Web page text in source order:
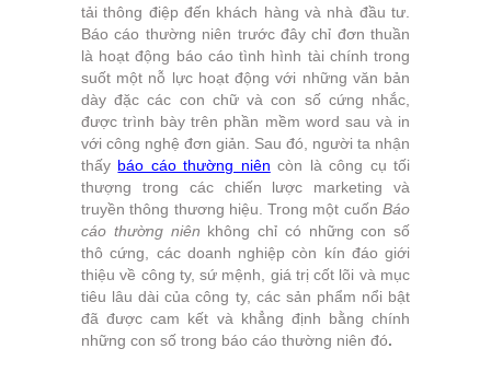
tải thông điệp đến khách hàng và nhà đầu tư.
Báo cáo thường niên trước đây chỉ đơn thuần
là hoạt động báo cáo tình hình tài chính trong
suốt một nỗ lực hoạt động với những văn bản
dày đặc các con chữ và con số cứng nhắc,
được trình bày trên phần mềm word sau và in
với công nghệ đơn giản. Sau đó, người ta nhận
thấy báo cáo thường niên còn là công cụ tối
thượng trong các chiến lược marketing và
truyền thông thương hiệu. Trong một cuốn Báo
cáo thường niên không chỉ có những con số
thô cứng, các doanh nghiệp còn kín đáo giới
thiệu về công ty, sứ mệnh, giá trị cốt lõi và mục
tiêu lâu dài của công ty, các sản phẩm nổi bật
đã được cam kết và khẳng định bằng chính
những con số trong báo cáo thường niên đó.